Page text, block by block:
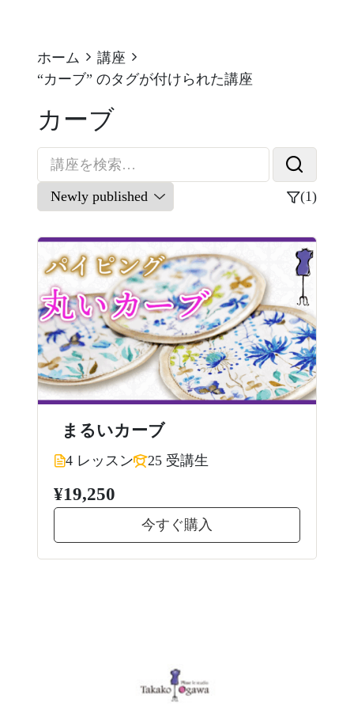
ホーム
講座
“カーブ” のタグが付けられた講座
カーブ
(1)
まるいカーブ
4 レッスン 25 受講生
¥19,250
今すぐ購入